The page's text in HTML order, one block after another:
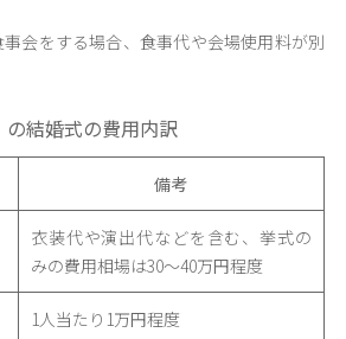
会をする場合、食事代や会場使用料が別
結婚式の費用内訳
備考
衣装代や演出代などを含む、挙式の
みの費用相場は30〜40万円程度
1人当たり1万円程度